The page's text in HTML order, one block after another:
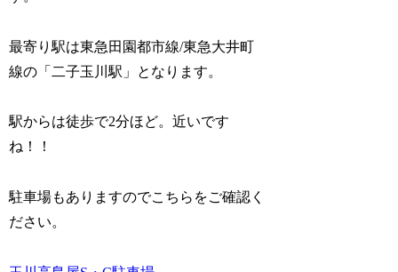
最寄り駅は東急田園都市線/東急大井町
線の「二子玉川駅」となります。
駅からは徒歩で2分ほど。近いです
ね！！
駐車場もありますのでこちらをご確認く
ださい。